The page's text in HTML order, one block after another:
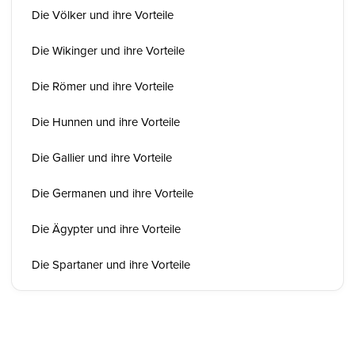
Die Völker und ihre Vorteile
Die Wikinger und ihre Vorteile
Die Römer und ihre Vorteile
Die Hunnen und ihre Vorteile
Die Gallier und ihre Vorteile
Die Germanen und ihre Vorteile
Die Ägypter und ihre Vorteile
Die Spartaner und ihre Vorteile